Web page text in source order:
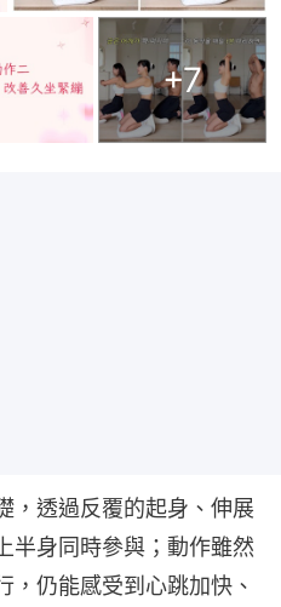
+7
，透過反覆的起身、伸展
半身同時參與；動作雖然
，仍能感受到心跳加快、